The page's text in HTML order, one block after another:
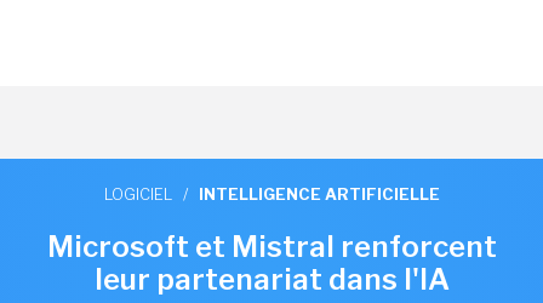
LOGICIEL / INTELLIGENCE ARTIFICIELLE
Microsoft et Mistral renforcent
leur partenariat dans l'IA